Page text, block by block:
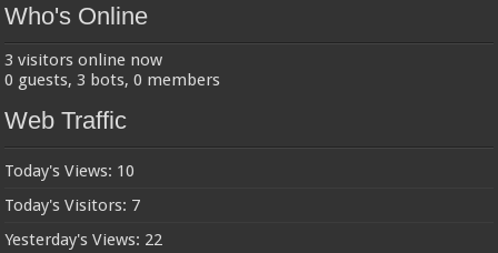
Who's Online
3 visitors online now
0 guests, 3 bots, 0 members
Web Traffic
Today's Views: 10
Today's Visitors: 7
Yesterday's Views: 22